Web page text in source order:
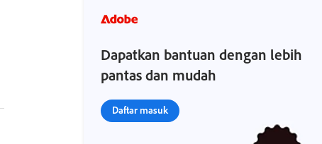
Dapatkan bantuan dengan lebih
pantas dan mudah
Daftar masuk